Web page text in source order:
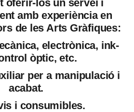
oferir-los un servei i
amb experiència en
de les Arts Gràfiques:
electrònica, ink-
òptic, etc.
per a manipulació i
acabat.
i consumibles.